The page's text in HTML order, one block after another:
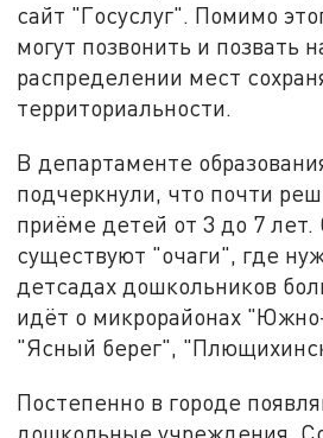
сайт "Госуслуг". Помимо
могут позвонить и позвать
распределении мест
территориальности.
В департаменте
подчеркнули, что почти
приёме детей от 3 до 7 лет.
существуют "очаги", где
детсадах дошкольников
идёт о микрорайонах
"Ясный берег",
Постепенно в городе
дошкольные учреждения.